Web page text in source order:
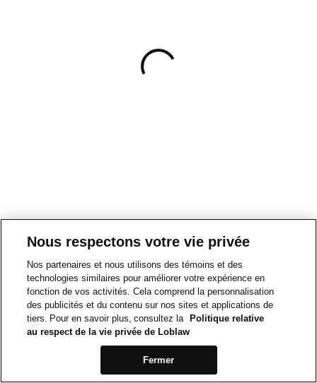
Nous respectons votre vie privée
Nos partenaires et nous utilisons des témoins et des
technologies similaires pour améliorer votre expérience en
fonction de vos activités. Cela comprend la personnalisation
des publicités et du contenu sur nos sites et applications de
tiers. Pour en savoir plus, consultez la
Politique relative
au respect de la vie privée de Loblaw
Fermer